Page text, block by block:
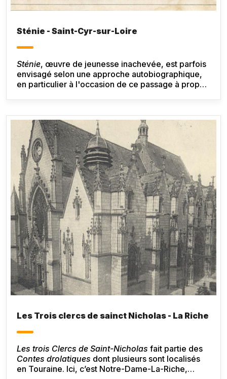
Sténie - Saint-Cyr-sur-Loire
Sténie, œuvre de jeunesse inachevée, est parfois
envisagé selon une approche autobiographique,
en particulier à l'occasion de ce passage à propos
œuvres de Balzac.
Les Trois clercs de sainct Nicholas - La Riche
Les trois Clercs de Saint-Nicholas fait partie des
Contes drolatiques dont plusieurs sont localisés
en Touraine. Ici, c’est Notre-Dame-La-Riche,